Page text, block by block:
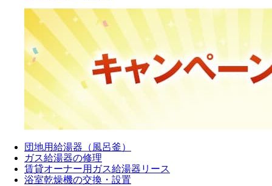
団地用給湯器（風呂釜）
ガス給湯器の修理
賃貸オーナー用ガス給湯器リース
浴室乾燥機の交換・設置